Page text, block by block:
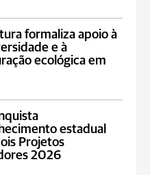
formaliza apoio à
e à
ecológica em
estadual
Projetos
2026